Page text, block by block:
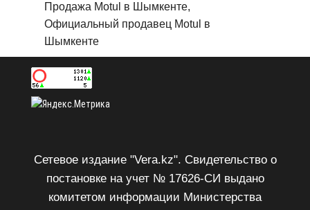
Продажа Motul в Шымкенте,
Официальный продавец Motul в
Шымкенте
Сетевое издание "Vera.kz". Свидетельство о
постановке на учет № 17626-СИ выдано
комитетом информации Министерства